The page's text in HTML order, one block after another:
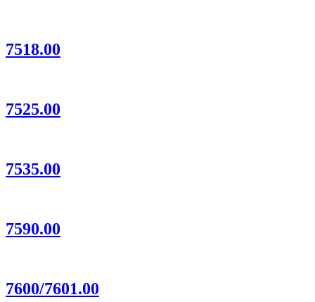
7518.00
7525.00
7535.00
7590.00
7600/7601.00